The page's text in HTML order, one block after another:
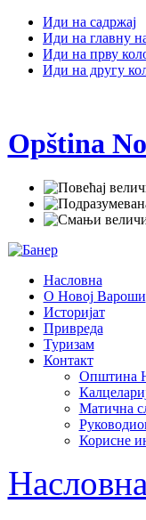
Иди на садржај
Иди на главну
Иди на прву
Иди на другу
Opština
Насловна
О Новој Вароши
Историјат
Привреда
Туризам
Контакт
Општина
Матична
Корисне
Насловна